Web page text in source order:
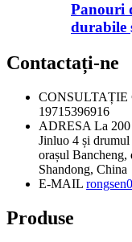
Panouri
durabile
Contactați-ne
CONSULTAȚIE
19715396916
ADRESA La 200
Jinluo 4 și
orașul
Shandong, China
E-MAIL
Produse